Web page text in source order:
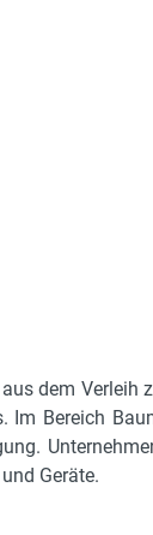
dem
Bereich
Geräte.